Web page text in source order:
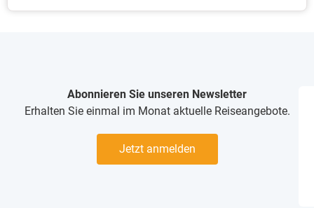
Abonnieren Sie unseren Newsletter
Erhalten Sie einmal im Monat aktuelle Reiseangebote.
Jetzt anmelden